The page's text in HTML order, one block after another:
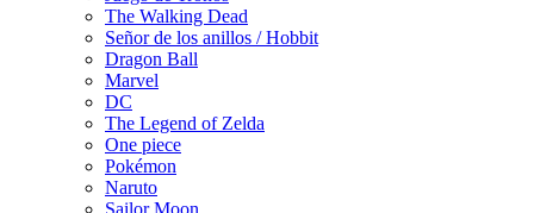
The Walking Dead
Señor de los anillos / Hobbit
Dragon Ball
Marvel
DC
The Legend of Zelda
One piece
Pokémon
Naruto
Sailor Moon